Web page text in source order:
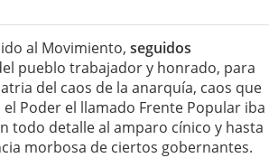
al Movimiento, seguidos
pueblo trabajador y honrado, para
del caos de la anarquía, caos que
el Poder el llamado Frente Popular iba
todo detalle al amparo cínico y hasta
morbosa de ciertos gobernantes.